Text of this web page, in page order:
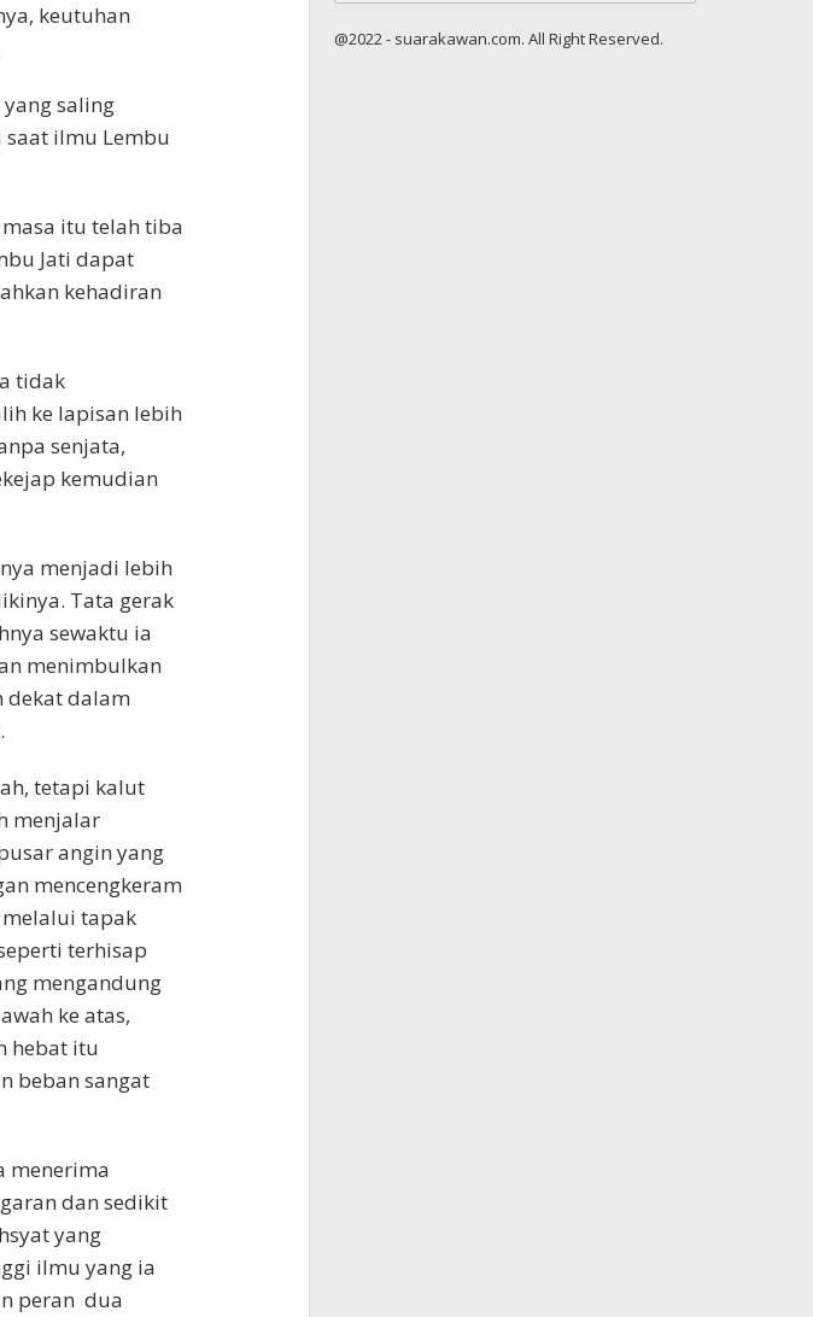
keutuhan
saling
ilmu Lembu
itu telah tiba
Jati dapat
kehadiran
tidak
ke lapisan lebih
senjata,
kemudian
menjadi lebih
Tata gerak
sewaktu ia
menimbulkan
dekat dalam
tetapi kalut
menjalar
angin yang
mencengkeram
tapak
terhisap
mengandung
ke atas,
hebat itu
beban sangat
menerima
dan sedikit
yang
ilmu yang ia
peran dua
@2022 - suarakawan.com. All Right Reserved.